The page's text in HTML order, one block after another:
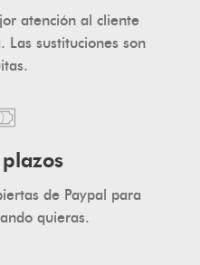
atención al cliente
Las sustituciones son
de Paypal para
quieras.